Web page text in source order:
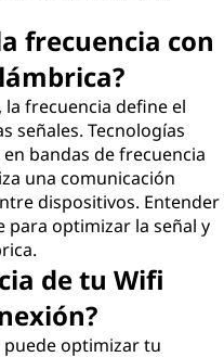
frecuencia con
frecuencia define el
señales. Tecnologías
bandas de frecuencia
una comunicación
dispositivos. Entender
para optimizar la señal y
de tu Wifi
puede optimizar tu